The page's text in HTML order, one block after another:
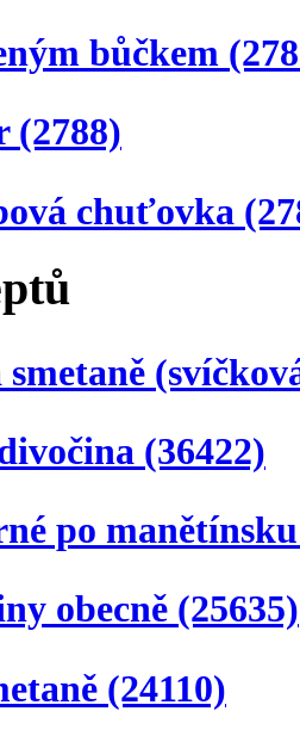
bůčkem
(2788)
chuťovka
(36422)
po
obecně (25635)
(24110)